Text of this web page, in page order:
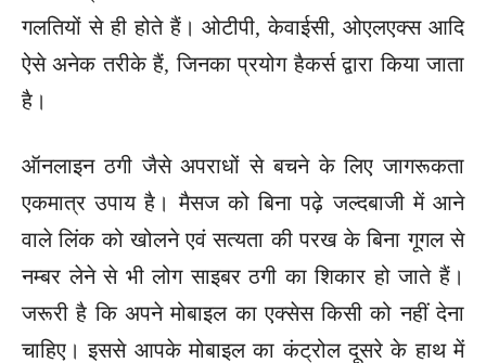
गलतियों से ही होते हैं। ओटीपी, केवाईसी, ओएलएक्स आदि
ऐसे अनेक तरीके हैं, जिनका प्रयोग हैकर्स द्वारा किया जाता
है।
ऑनलाइन ठगी जैसे अपराधों से बचने के लिए जागरूकता
एकमात्र उपाय है। मैसज को बिना पढ़े जल्दबाजी में आने
वाले लिंक को खोलने एवं सत्यता की परख के बिना गूगल से
नम्बर लेने से भी लोग साइबर ठगी का शिकार हो जाते हैं।
जरूरी है कि अपने मोबाइल का एक्सेस किसी को नहीं देना
चाहिए। इससे आपके मोबाइल का कंट्रोल दूसरे के हाथ में